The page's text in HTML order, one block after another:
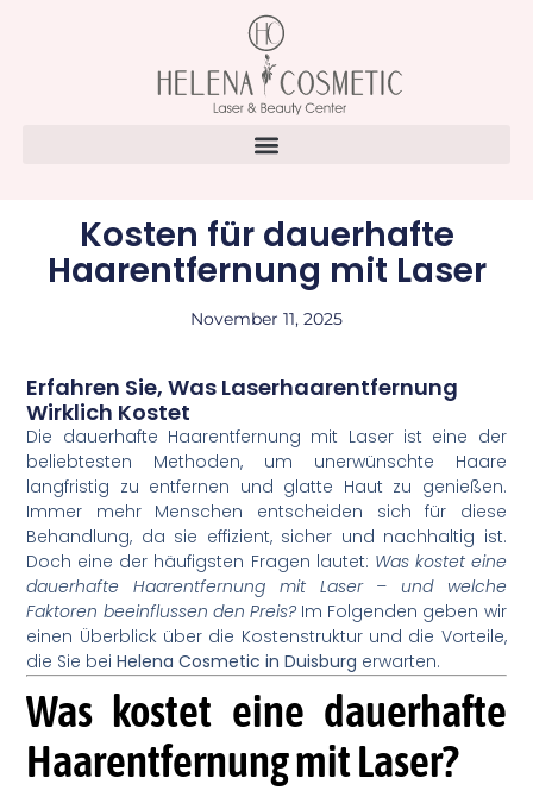
Kosten für dauerhafte
Haarentfernung mit Laser
November 11, 2025
Erfahren Sie, Was Laserhaarentfernung
Wirklich Kostet
Die dauerhafte Haarentfernung mit Laser ist eine der
beliebtesten Methoden, um unerwünschte Haare
langfristig zu entfernen und glatte Haut zu genießen.
Immer mehr Menschen entscheiden sich für diese
Behandlung, da sie effizient, sicher und nachhaltig ist.
Doch eine der häufigsten Fragen lautet: Was kostet eine
dauerhafte Haarentfernung mit Laser – und welche
Faktoren beeinflussen den Preis?Im Folgenden geben wir
einen Überblick über die Kostenstruktur und die Vorteile,
die Sie beiHelena Cosmetic in Duisburg erwarten.
Was kostet eine dauerhafte
Haarentfernung mit Laser?